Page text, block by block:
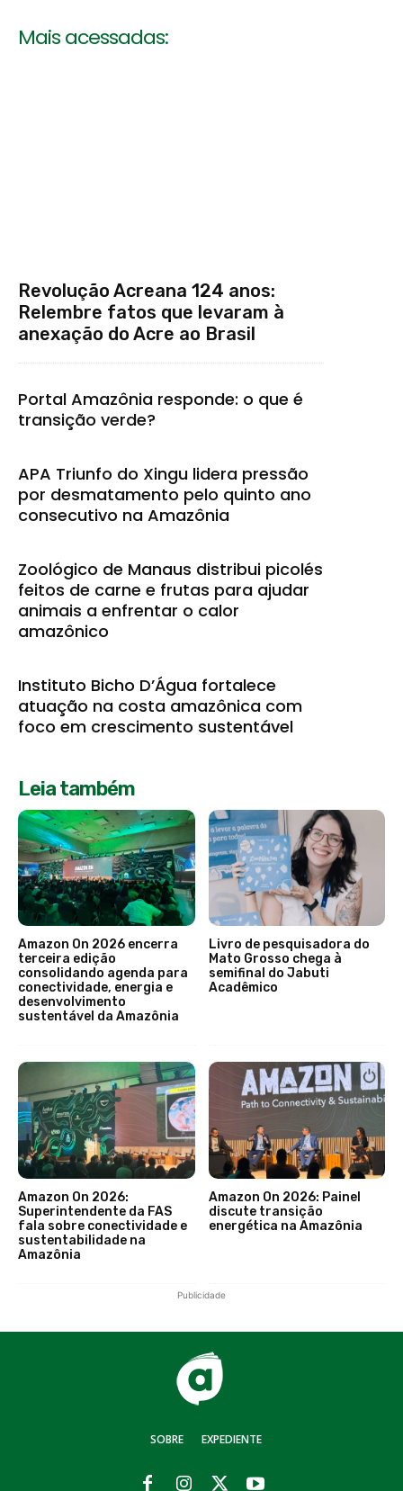
Mais acessadas:
Revolução Acreana 124 anos:
Relembre fatos que levaram à
anexação do Acre ao Brasil
Portal Amazônia responde: o que é
transição verde?
APA Triunfo do Xingu lidera pressão
por desmatamento pelo quinto ano
consecutivo na Amazônia
Zoológico de Manaus distribui picolés
feitos de carne e frutas para ajudar
animais a enfrentar o calor
amazônico
Instituto Bicho D’Água fortalece
atuação na costa amazônica com
foco em crescimento sustentável
Leia também
Amazon On 2026 encerra
terceira edição
consolidando agenda para
conectividade, energia e
desenvolvimento
sustentável da Amazônia
Livro de pesquisadora do
Mato Grosso chega à
semifinal do Jabuti
Acadêmico
Amazon On 2026:
Superintendente da FAS
fala sobre conectividade e
sustentabilidade na
Amazônia
Amazon On 2026: Painel
discute transição
energética na Amazônia
Publicidade
SOBRE EXPEDIENTE